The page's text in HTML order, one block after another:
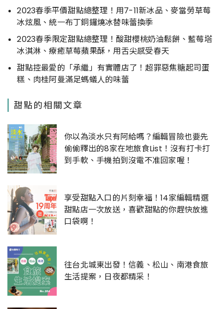
2023春季平價甜點總整理！用7-11新冰品、麥當勞草莓
冰炫風、統一布丁銅鑼燒冰替味蕾換季
2023春季限定甜點總整理！酸甜櫻桃奶油鬆餅、藍莓塔
冰淇淋、療癒草莓蘋果酥，用舌尖感受春天
甜點控最愛的「承繼」有實體店了！超罪惡焦糖起司蛋
糕、肉桂阿曼滿足螞蟻人的味蕾
甜點的相關文章
你以為淡水只有阿給嗎？編輯冒險也要先
偷偷釋出的8家在地旅食List！沒有打卡打
到手軟、手機拍到沒電不准回家喔！
享受甜點入口的片刻幸福！14家編輯精選
甜點店一次放送，喜歡甜點的你趕快放進
口袋啊！
往台北城東出發！信義、松山、南港食旅
生活提案，日夜都精采！